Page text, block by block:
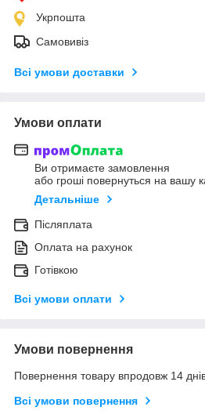
Укрпошта
Самовивіз
Всі умови доставки
Умови оплати
Ви отримаєте замовлення
або гроші повернуться на вашу
Детальніше
Післяплата
Оплата на рахунок
Готівкою
Всі умови оплати
Умови повернення
Повернення товару впродовж 14
Всі умови повернення